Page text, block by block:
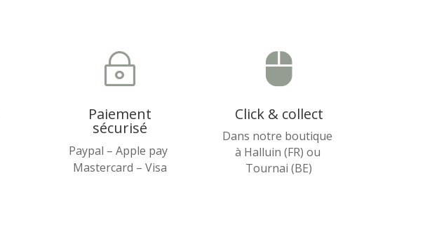
~
Paiement
sécurisé
Paypal – Apple pay
Mastercard – Visa

Click & collect
Dans notre boutique
à Halluin (FR) ou
Tournai (BE)